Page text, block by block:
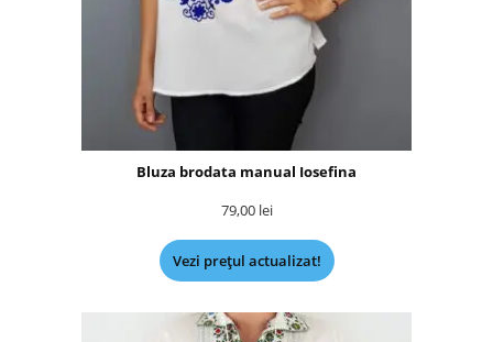
Bluza brodata manual Iosefina
79,00 lei
Vezi prețul actualizat!